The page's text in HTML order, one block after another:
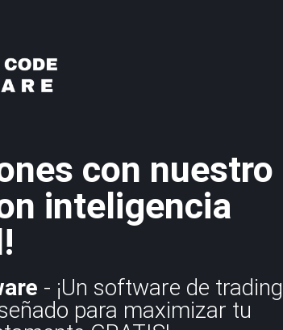
con nuestro
inteligencia
- ¡Un software de trading
para maximizar tu